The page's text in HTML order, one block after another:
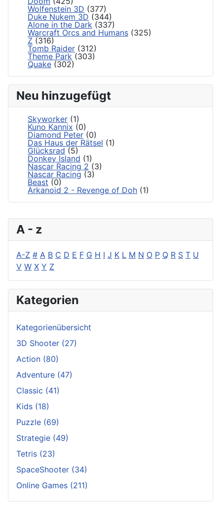
A - z
A-Z # A B C D E F G H I J K L M N O P Q R S T U
V W X Y Z
Kategorien
Kategorienübersicht
3D Shooter (27)
Action (80)
Adventure (47)
Classic (41)
Kids (18)
Puzzle (69)
Strategie (49)
Tetris (23)
SpaceShooter (34)
Online Games (211)
Wolfenstein 3D (377)
Duke Nukem 3D (344)
Alone in the Dark (337)
Warcraft Orcs and Humans (325)
Z (316)
Tomb Raider (312)
Theme Park (303)
Quake (302)
Neu hinzugefügt
Skyworker (1)
Kuno Kannix (0)
Diamond Peter (0)
Das Haus der Rätsel (1)
Glücksrad (5)
Donkey Island (1)
Nascar Racing 2 (3)
Nascar Racing (3)
Beast (0)
Arkanoid 2 - Revenge of Doh (1)